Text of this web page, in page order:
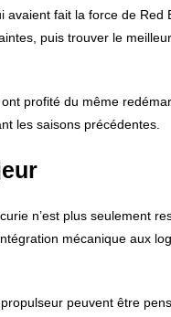
avaient fait la force de Red
puis trouver le meilleur
profité du même
les saisons précédentes.
n’est plus seulement
mécanique aux
peuvent être